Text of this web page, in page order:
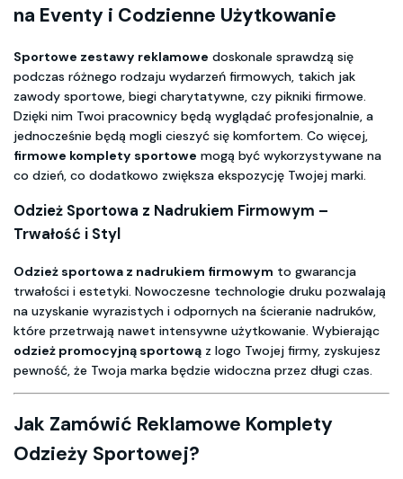
na Eventy i Codzienne Użytkowanie
Sportowe zestawy reklamowe doskonale sprawdzą się
podczas różnego rodzaju wydarzeń firmowych, takich jak
zawody sportowe, biegi charytatywne, czy pikniki firmowe.
Dzięki nim Twoi pracownicy będą wyglądać profesjonalnie, a
jednocześnie będą mogli cieszyć się komfortem. Co więcej,
firmowe komplety sportowe mogą być wykorzystywane na
co dzień, co dodatkowo zwiększa ekspozycję Twojej marki.
Odzież Sportowa z Nadrukiem Firmowym –
Trwałość i Styl
Odzież sportowa z nadrukiem firmowym to gwarancja
trwałości i estetyki. Nowoczesne technologie druku pozwalają
na uzyskanie wyrazistych i odpornych na ścieranie nadruków,
które przetrwają nawet intensywne użytkowanie. Wybierając
odzież promocyjną sportową z logo Twojej firmy, zyskujesz
pewność, że Twoja marka będzie widoczna przez długi czas.
Jak Zamówić Reklamowe Komplety
Odzieży Sportowej?